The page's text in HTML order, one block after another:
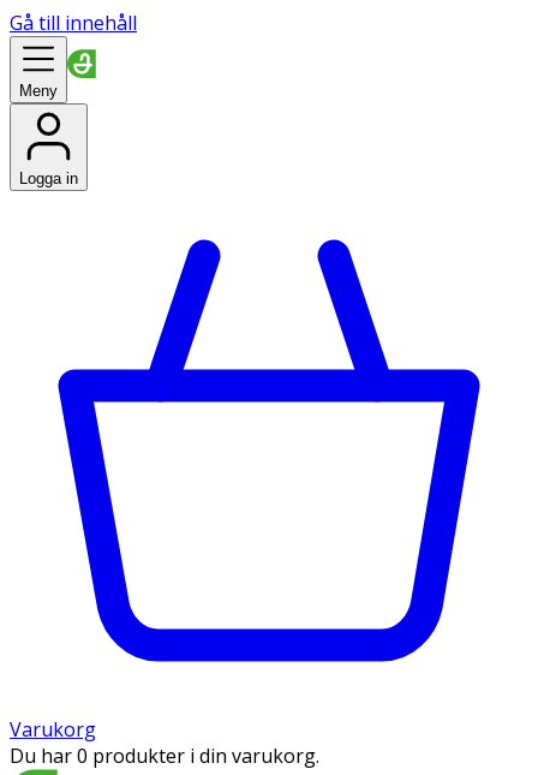
Gå till innehåll
Meny
Logga in
Varukorg
Du har 0 produkter i din varukorg.